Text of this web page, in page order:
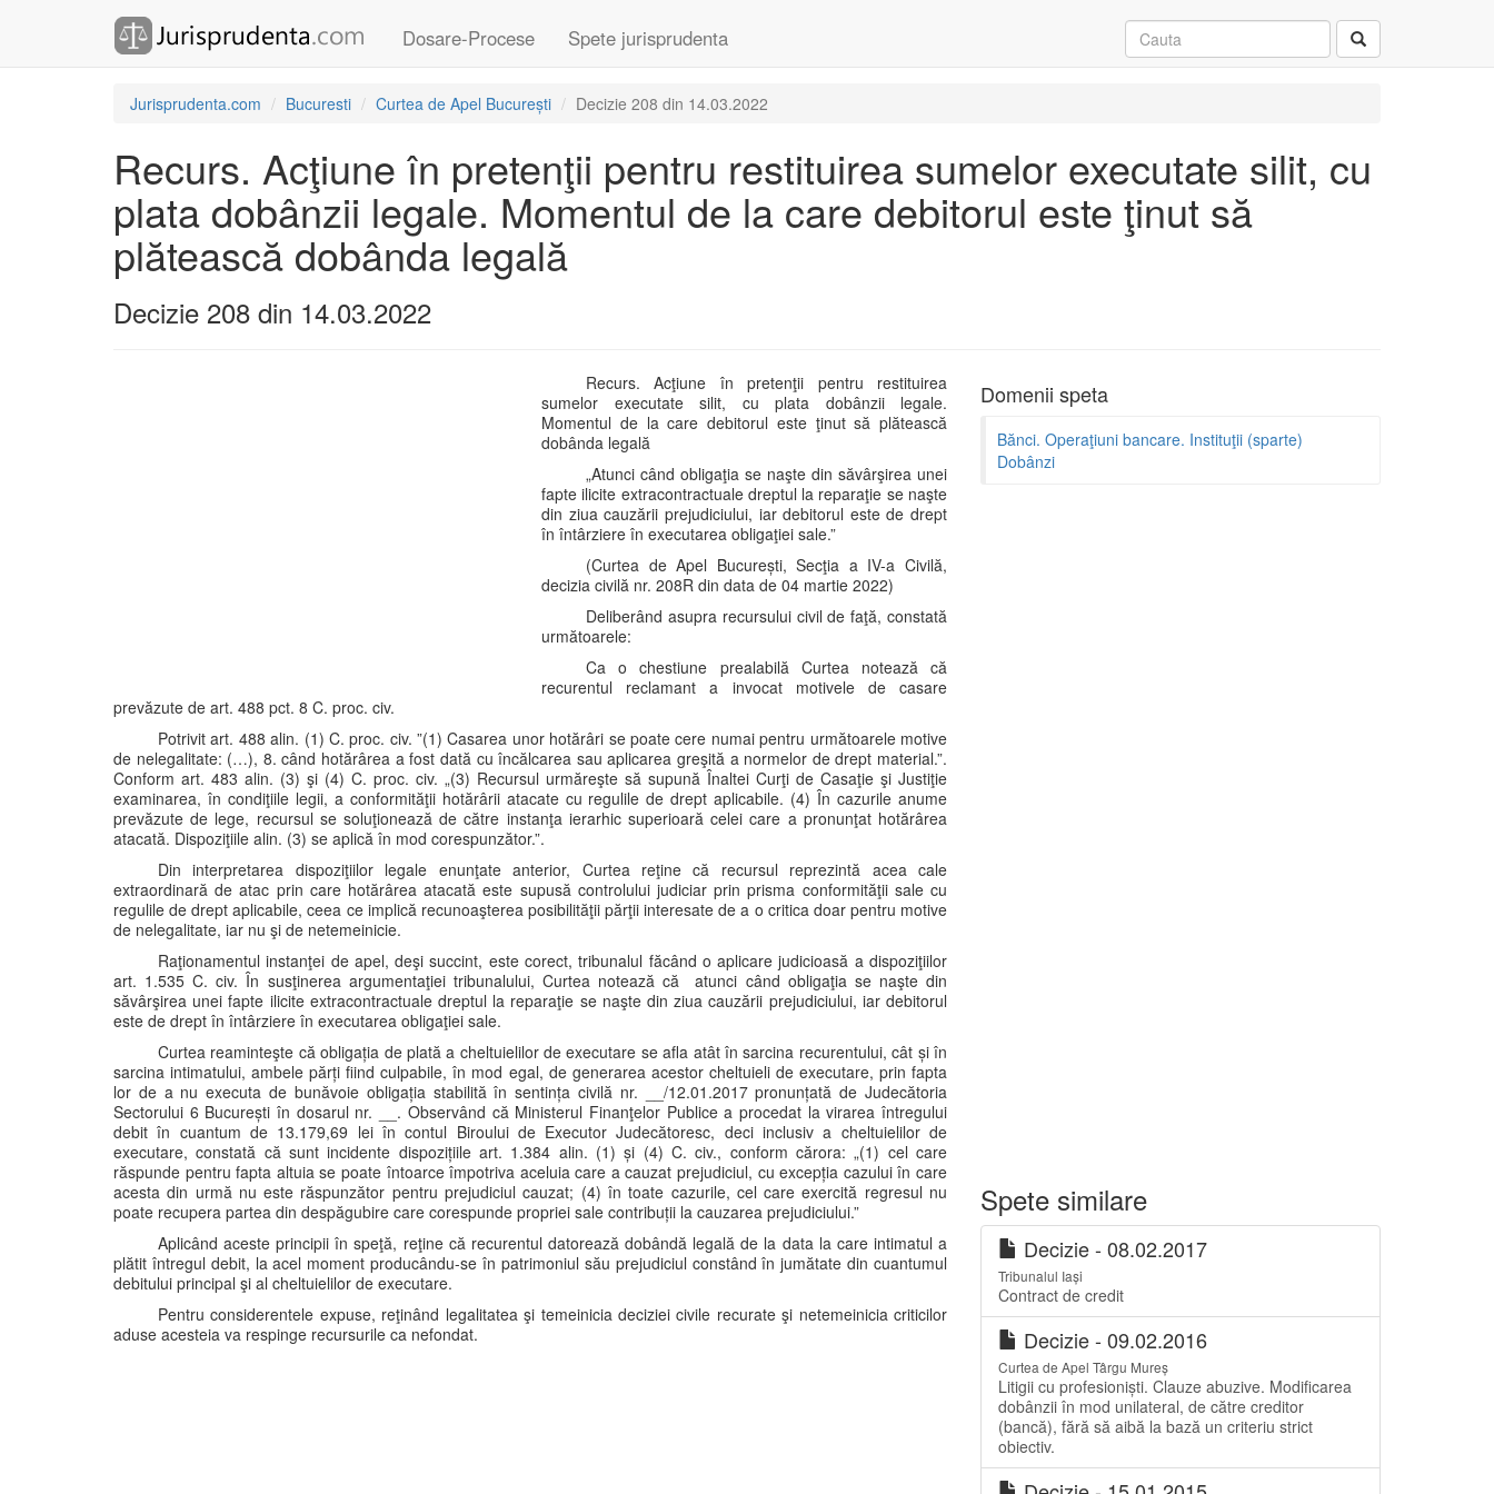
Dosare-Procese Spete jurisprudenta
Jurisprudenta.com Bucuresti Curtea de Apel București Decizie 208 din 14.03.2022
Recurs. Acţiune în pretenţii pentru restituirea sumelor executate silit, cu
plata dobânzii legale. Momentul de la care debitorul este ţinut să
plătească dobânda legală
Decizie 208 din 14.03.2022
Recurs. Acţiune în pretenţii pentru restituirea
sumelor executate silit, cu plata dobânzii legale.
Momentul de la care debitorul este ţinut să plătească
dobânda legală
„Atunci când obligaţia se naşte din săvârşirea unei
fapte ilicite extracontractuale dreptul la reparaţie se naşte
din ziua cauzării prejudiciului, iar debitorul este de drept
în întârziere în executarea obligaţiei sale.”
(Curtea de Apel București, Secţia a IV-a Civilă,
decizia civilă nr. 208R din data de 04 martie 2022)
Deliberând asupra recursului civil de faţă, constată
următoarele:
Ca o chestiune prealabilă Curtea notează că
recurentul reclamant a invocat motivele de casare
prevăzute de art. 488 pct. 8 C. proc. civ.
Potrivit art. 488 alin. (1) C. proc. civ. ”(1) Casarea unor hotărâri se poate cere numai pentru următoarele motive
de nelegalitate: (…), 8. când hotărârea a fost dată cu încălcarea sau aplicarea greşită a normelor de drept material.”.
Conform art. 483 alin. (3) şi (4) C. proc. civ. „(3) Recursul urmăreşte să supună Înaltei Curţi de Casaţie şi Justiţie
examinarea, în condiţiile legii, a conformităţii hotărârii atacate cu regulile de drept aplicabile. (4) În cazurile anume
prevăzute de lege, recursul se soluţionează de către instanţa ierarhic superioară celei care a pronunţat hotărârea
atacată. Dispoziţiile alin. (3) se aplică în mod corespunzător.”.
Din interpretarea dispoziţiilor legale enunţate anterior, Curtea reţine că recursul reprezintă acea cale
extraordinară de atac prin care hotărârea atacată este supusă controlului judiciar prin prisma conformităţii sale cu
regulile de drept aplicabile, ceea ce implică recunoaşterea posibilităţii părţii interesate de a o critica doar pentru motive
de nelegalitate, iar nu şi de netemeinicie.
Raţionamentul instanţei de apel, deşi succint, este corect, tribunalul făcând o aplicare judicioasă a dispoziţiilor
art. 1.535 C. civ. În susţinerea argumentaţiei tribunalului, Curtea notează că atunci când obligaţia se naşte din
săvârşirea unei fapte ilicite extracontractuale dreptul la reparaţie se naşte din ziua cauzării prejudiciului, iar debitorul
este de drept în întârziere în executarea obligaţiei sale.
Curtea reaminteşte că obligația de plată a cheltuielilor de executare se afla atât în sarcina recurentului, cât și în
sarcina intimatului, ambele părți fiind culpabile, în mod egal, de generarea acestor cheltuieli de executare, prin fapta
lor de a nu executa de bunăvoie obligația stabilită în sentința civilă nr. __/12.01.2017 pronunțată de Judecătoria
Sectorului 6 București în dosarul nr. __. Observând că Ministerul Finanţelor Publice a procedat la virarea întregului
debit în cuantum de 13.179,69 lei în contul Biroului de Executor Judecătoresc, deci inclusiv a cheltuielilor de
executare, constată că sunt incidente dispozițiile art. 1.384 alin. (1) și (4) C. civ., conform cărora: „(1) cel care
răspunde pentru fapta altuia se poate întoarce împotriva aceluia care a cauzat prejudiciul, cu excepția cazului în care
acesta din urmă nu este răspunzător pentru prejudiciul cauzat; (4) în toate cazurile, cel care exercită regresul nu
poate recupera partea din despăgubire care corespunde propriei sale contribuții la cauzarea prejudiciului.”
Aplicând aceste principii în speţă, reţine că recurentul datorează dobândă legală de la data la care intimatul a
plătit întregul debit, la acel moment producându-se în patrimoniul său prejudiciul constând în jumătate din cuantumul
debitului principal şi al cheltuielilor de executare.
Pentru considerentele expuse, reţinând legalitatea şi temeinicia deciziei civile recurate şi netemeinicia criticilor
aduse acesteia va respinge recursurile ca nefondat.
Domenii speta
Bănci. Operaţiuni bancare. Instituţii (sparte)
Dobânzi
Spete similare
Decizie - 08.02.2017
Tribunalul Iași
Contract de credit
Decizie - 09.02.2016
Curtea de Apel Târgu Mureș
Litigii cu profesioniști. Clauze abuzive. Modificarea
dobânzii în mod unilateral, de către creditor
(bancă), fără să aibă la bază un criteriu strict
obiectiv.